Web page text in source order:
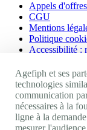
Appels d'offres
CGU
Mentions
Politique
Accessibilité :
Nos autres
Site portail
Activateur de
Handinnov
Agefiph et ses
technologies
communication
nécessaires à la
ligne à la
mesurer